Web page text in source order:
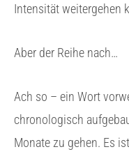
Intensität weitergehen
Aber der Reihe nach…
Ach so – ein Wort
chronologisch
Monate zu gehen. Es